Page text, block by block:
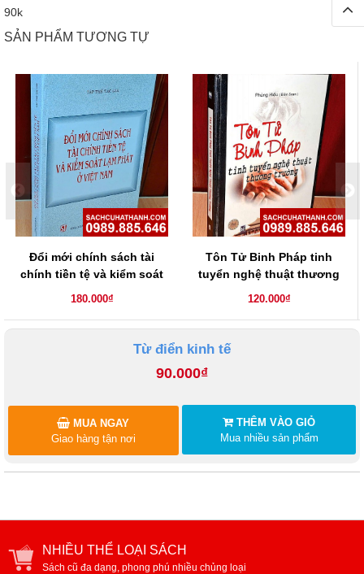
90k
SẢN PHẨM TƯƠNG TỰ
Đổi mới chính sách tài
chính tiền tệ và kiểm soát
lạm phát ở Việt Nam
180.000₫
Tôn Tử Binh Pháp tinh
tuyển nghệ thuật thương
trường
120.000₫
Từ điển kinh tế
90.000₫
THÊM VÀO GIỎ
Mua nhiều sản phẩm
MUA NGAY
Giao hàng tận nơi
NHIỀU THỂ LOẠI SÁCH
Sách cũ đa dạng, phong phú nhiều chủng loại